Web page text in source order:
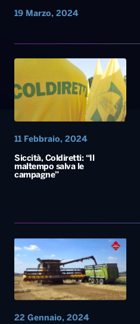
19 Marzo, 2024
Siccità, Coldiretti: “Il
maltempo salva le
campagne”
11 Febbraio, 2024
22 Gennaio, 2024